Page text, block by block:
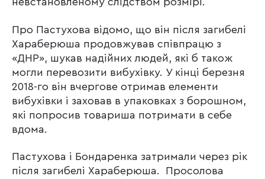
Про Пастухова відомо, що він після загибелі
Хараберюша продовжував співпрацю з
«ДНР», шукав надійних людей, які б також
могли перевозити вибухівку. У кінці березня
2018-го він вчергове отримав елементи
вибухівки і заховав в упаковках з борошном,
які попросив товариша потримати в себе
вдома.
Пастухова і Бондаренка затримали через рік
після загибелі Хараберюша. Просолова